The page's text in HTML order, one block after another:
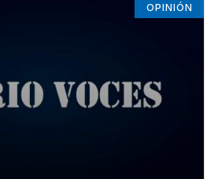
OPINIÓN